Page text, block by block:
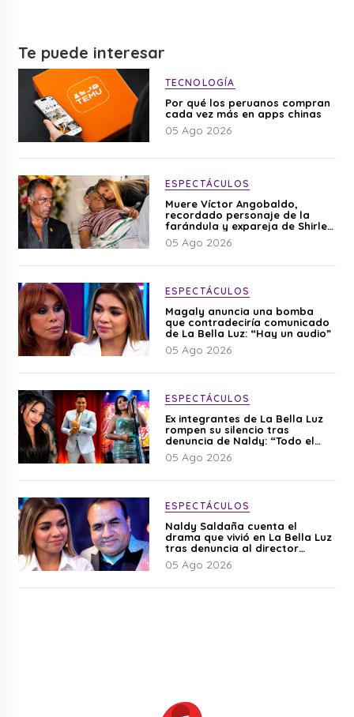
Te puede interesar
TECNOLOGÍA
Por qué los peruanos compran
cada vez más en apps chinas
05 Ago 2026
ESPECTÁCULOS
Muere Víctor Angobaldo,
recordado personaje de la
farándula y expareja de Shirley
Cherres
05 Ago 2026
ESPECTÁCULOS
Magaly anuncia una bomba
que contradeciría comunicado
de La Bella Luz: “Hay un audio”
05 Ago 2026
ESPECTÁCULOS
Ex integrantes de La Bella Luz
rompen su silencio tras
denuncia de Naldy: “Todo el
mundo lo sabía”
05 Ago 2026
ESPECTÁCULOS
Naldy Saldaña cuenta el
drama que vivió en La Bella Luz
tras denuncia al director
musical: “No me parece justo”
05 Ago 2026